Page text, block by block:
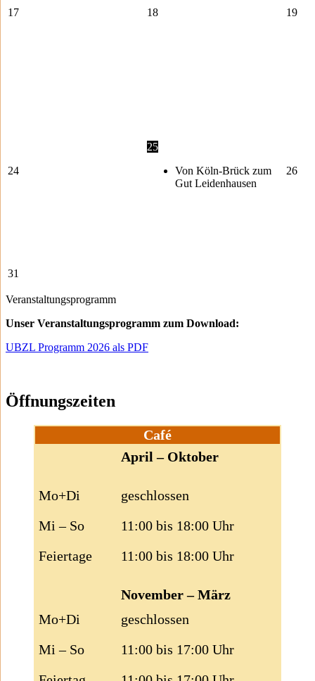
17 18 19
24
25
Von Köln-Brück zum
Gut Leidenhausen
26
31
Veranstaltungsprogramm
Unser Veranstaltungsprogramm zum Download:
UBZL Programm 2026 als PDF
Öffnungszeiten
Café
April – Oktober
Mo+Di
Mi – So
Feiertage
geschlossen
11:00 bis 18:00 Uhr
11:00 bis 18:00 Uhr
November – März
Mo+Di
Mi – So
geschlossen
11:00 bis 17:00 Uhr